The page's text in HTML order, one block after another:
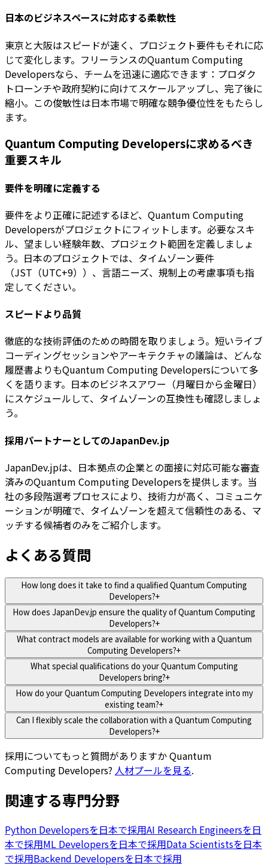
日本のビジネスペースに対応する柔軟性
東京と大阪はスピードが速く、プロジェクト要件もそれに応
じて変化します。フリーランスのQuantum Computing
Developersなら、チームを迅速に適応できます：プロダク
トローンチや政府契約に向けてスケールアップし、完了後に
縮小。この俊敏性は日本市場で明確な競争優位性をもたらし
ます。
Quantum Computing Developersに求めるべき
重要スキル
要件を明確に定義する
要件をより正確に記述するほど、Quantum Computing
Developersがプロジェクトにフィットします。必要なスキ
ル、望ましい経験年数、プロジェクト範囲を定義しましょ
う。日本のプロジェクトでは、タイムゾーン要件
（JST（UTC+9））、言語ニーズ、規制上の考慮事項も指
定してください。
スピードより品質
徹底的な技術評価のための時間を取りましょう。短いライブ
コーディングセッションやアーキテクチャの議論は、どんな
履歴書よりもQuantum Computing Developersについて多
くを語ります。日本のビジネスアワー（月曜日から金曜日）
にスケジュールして、タイムゾーンの互換性も確認しましょ
う。
採用パートナーとしてのJapanDev.jp
JapanDev.jpは、日本拠点の企業との面接に対応可能な審査
済みのQuantum Computing Developersを提供します。当
社の多段階選考プロセスにより、技術力が高く、コミュニケ
ーションが明確で、タイムゾーンを超えて信頼性のある、マ
ッチする候補者のみをご紹介します。
よくある質問
How long does it take to find a qualified Quantum Computing
Developers?+
How does JapanDev.jp ensure the quality of Quantum Computing
Developers?+
What contract models are available for working with a Quantum
Computing Developers?+
What special qualifications do your Quantum Computing
Developers bring?+
How do your Quantum Computing Developers integrate into my
existing team?+
Can I flexibly scale the collaboration with a Quantum Computing
Developers?+
採用についてもっと質問がありますかQuantum
Computing Developers? 人材プールを見る.
関連する専門分野
Python Developersを日本で採用AI Research Engineersを日
本で採用ML Developersを日本で採用Data Scientistsを日本
で採用Backend Developersを日本で採用